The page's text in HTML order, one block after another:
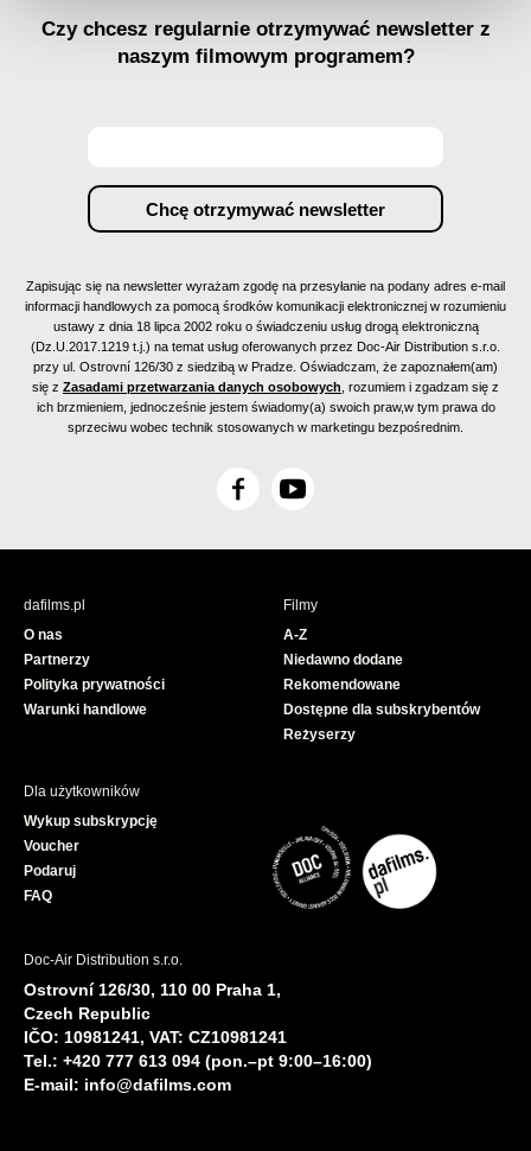
Czy chcesz regularnie otrzymywać newsletter z
naszym filmowym programem?
Zapisując się na newsletter wyrażam zgodę na przesyłanie na podany adres e-mail
informacji handlowych za pomocą środków komunikacji elektronicznej w rozumieniu
ustawy z dnia 18 lipca 2002 roku o świadczeniu usług drogą elektroniczną
(Dz.U.2017.1219 t.j.) na temat usług oferowanych przez Doc-Air Distribution s.r.o.
przy ul. Ostrovní 126/30 z siedzibą w Pradze. Oświadczam, że zapoznałem(am)
się z Zasadami przetwarzania danych osobowych , rozumiem i zgadzam się z
ich brzmieniem, jednocześnie jestem świadomy(a) swoich praw,w tym prawa do
sprzeciwu wobec technik stosowanych w marketingu bezpośrednim.
F
c
Y
u
e
dafilms.pl
O nas
Partnerzy
Polityka prywatności
Warunki handlowe
Filmy
A-Z
Niedawno dodane
Rekomendowane
Dostępne dla subskrybentów
Reżyserzy
Dla użytkowników
Wykup subskrypcję
Voucher
Podaruj
FAQ
Doc-Air Distribution s.r.o.
Ostrovní 126/30, 110 00 Praha 1,
Czech Republic
IČO: 10981241, VAT: CZ10981241
Tel.: +420 777 613 094 (pon.–pt 9:00–16:00)
E-mail: info@dafilms.com